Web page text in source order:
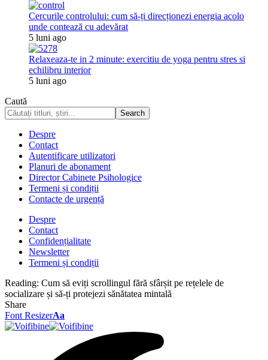
Cercurile controlului: cum să-ți direcționezi energia acolo
unde contează cu adevărat
5 luni ago
Relaxeaza-te in 2 minute: exercitiu de yoga pentru stres si
echilibru interior
5 luni ago
Caută
Despre
Contact
Autentificare utilizatori
Planuri de abonament
Director Cabinete Psihologice
Termeni și condiții
Contacte de urgență
Despre
Contact
Confidențialitate
Newsletter
Termeni și condiții
Reading: Cum să eviți scrollingul fără sfârșit pe rețelele de
socializare și să-ți protejezi sănătatea mintală
Share
Font ResizerAa